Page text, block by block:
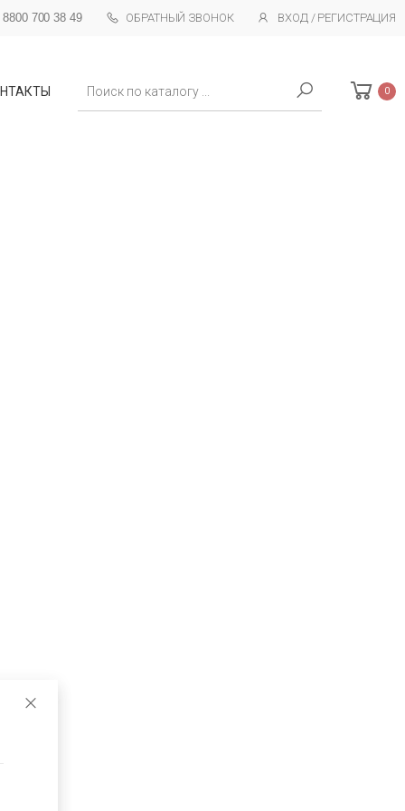
700 38 49 ОБРАТНЫЙ ЗВОНОК ВХОД / РЕГИСТРАЦИЯ
0